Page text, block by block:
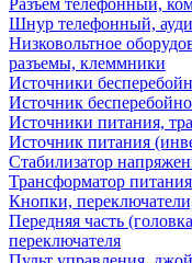
Разъем телефонный,
Шнур телефонный,
Низковольтное
разъемы, клеммники
Источники
Источник
Источники питания,
Источник питания
Стабилизатор
Трансформатор питания
Кнопки,
Передняя часть
переключателя